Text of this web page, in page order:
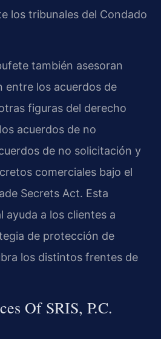
los tribunales del Condado
también asesoran
entre los acuerdos de
figuras del derecho
acuerdos de no
de no solicitación y
comerciales bajo el
Secrets Act. Esta
ayuda a los clientes a
de protección de
los distintos frentes de
Of SRIS, P.C.